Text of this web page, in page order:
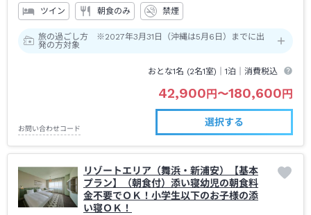
ツイン 朝食のみ 禁煙
旅の過ごし方 ※2027年3月31日（沖縄は5月6日）までに出
発の方対象
おとな1名 (2名1室)｜1泊 ｜消費税込
42,900円〜180,600円
お問い合わせコード
選択する
リゾートエリア（舞浜・新浦安）【基本
プラン】（朝食付）添い寝幼児の朝食料
金不要でＯＫ！小学生以下のお子様の添
い寝ＯＫ！